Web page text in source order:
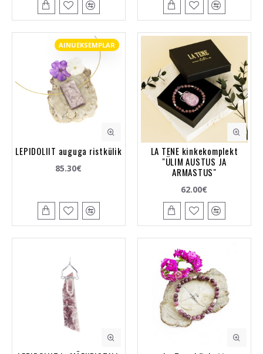
AINUEKSEMPLAR
LEPIDOLIIT auguga ristkülik
85.30€
LA TENE kinkekomplekt
"ÜLIM AUSTUS JA
ARMASTUS"
62.00€